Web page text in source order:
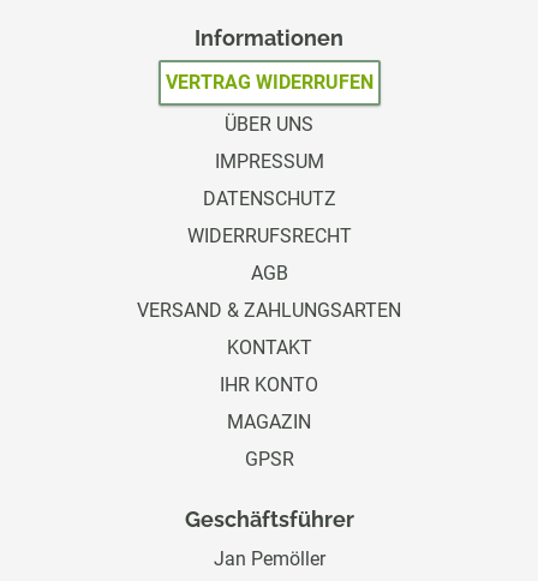
Informationen
VERTRAG WIDERRUFEN
ÜBER UNS
IMPRESSUM
DATENSCHUTZ
WIDERRUFSRECHT
AGB
VERSAND & ZAHLUNGSARTEN
KONTAKT
IHR KONTO
MAGAZIN
GPSR
Geschäftsführer
Jan Pemöller